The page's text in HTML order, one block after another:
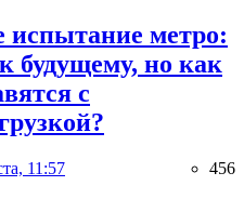
испытание метро:
будущему, но как
с
11:57 456